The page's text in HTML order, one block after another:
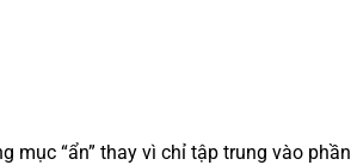
mục “ẩn” thay vì chỉ tập trung vào phần